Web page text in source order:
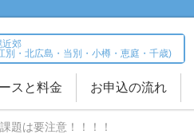
近郊
別・北広島・当別・小樽・恵庭・千歳)
スと料金 お申込の流れ
題は要注意！！！！